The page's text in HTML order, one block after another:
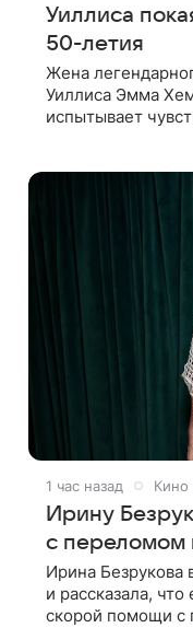
Уиллиса
50-летия
Жена
Уиллиса Эмма
испытывает
1 час назад Кино
Ирину
с переломом
Ирина Безрукова
и рассказала,
скорой помощи с